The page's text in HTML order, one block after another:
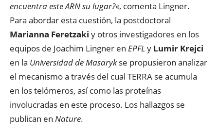
encuentra este ARN su lugar?«, comenta Lingner.
Para abordar esta cuestión, la postdoctoral
Marianna Feretzaki y otros investigadores en los
equipos de Joachim Lingner en EPFL y Lumir Krejci
en la Universidad de Masarykse propusieron analizar
el mecanismo a través del cual TERRA se acumula
en los telómeros, así como las proteínas
involucradas en este proceso. Los hallazgos se
publican en Nature.